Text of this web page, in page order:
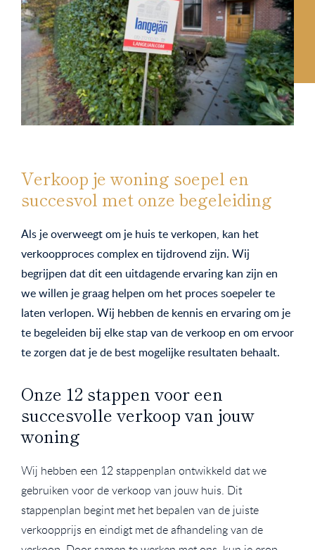
Verkoop je woning soepel en
succesvol met onze begeleiding
Als je overweegt om je huis te verkopen, kan het
verkoopproces complex en tijdrovend zijn. Wij
begrijpen dat dit een uitdagende ervaring kan zijn en
we willen je graag helpen om het proces soepeler te
laten verlopen. Wij hebben de kennis en ervaring om je
te begeleiden bij elke stap van de verkoop en om ervoor
te zorgen dat je de best mogelijke resultaten behaalt.
Onze 12 stappen voor een
succesvolle verkoop van jouw
woning
Wij hebben een 12 stappenplan ontwikkeld dat we
gebruiken voor de verkoop van jouw huis. Dit
stappenplan begint met het bepalen van de juiste
verkoopprijs en eindigt met de afhandeling van de